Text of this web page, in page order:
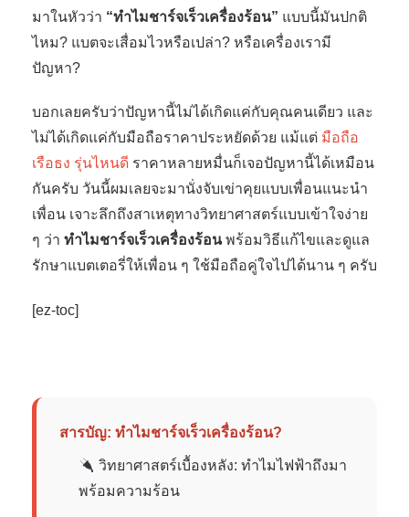
มาในหัวว่า “ทำไมชาร์จเร็วเครื่องร้อน” แบบนี้มันปกติ
ไหม? แบตจะเสื่อมไวหรือเปล่า? หรือเครื่องเรามี
ปัญหา?
บอกเลยครับว่าปัญหานี้ไม่ได้เกิดแค่กับคุณคนเดียว และ
ไม่ได้เกิดแค่กับมือถือราคาประหยัดด้วย แม้แต่ มือถือ
เรือธง รุ่นไหนดี ราคาหลายหมื่นก็เจอปัญหานี้ได้เหมือน
กันครับ วันนี้ผมเลยจะมานั่งจับเข่าคุยแบบเพื่อนแนะนำ
เพื่อน เจาะลึกถึงสาเหตุทางวิทยาศาสตร์แบบเข้าใจง่าย
ๆ ว่า ทำไมชาร์จเร็วเครื่องร้อนพร้อมวิธีแก้ไขและดูแล
รักษาแบตเตอรี่ให้เพื่อน ๆ ใช้มือถือคู่ใจไปได้นาน ๆ ครับ
[ez-toc]
สารบัญ: ทำไมชาร์จเร็วเครื่องร้อน?
วิทยาศาสตร์เบื้องหลัง: ทำไมไฟฟ้าถึงมา
พร้อมความร้อน